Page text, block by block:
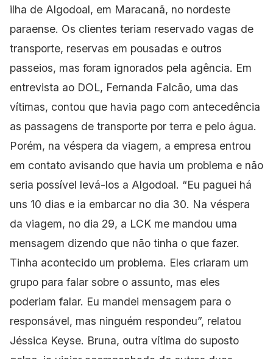
ilha de Algodoal, em Maracanã, no nordeste
paraense. Os clientes teriam reservado vagas de
transporte, reservas em pousadas e outros
passeios, mas foram ignorados pela agência. Em
entrevista ao DOL, Fernanda Falcão, uma das
vítimas, contou que havia pago com antecedência
as passagens de transporte por terra e pelo água.
Porém, na véspera da viagem, a empresa entrou
em contato avisando que havia um problema e não
seria possível levá-los a Algodoal. “Eu paguei há
uns 10 dias e ia embarcar no dia 30. Na véspera
da viagem, no dia 29, a LCK me mandou uma
mensagem dizendo que não tinha o que fazer.
Tinha acontecido um problema. Eles criaram um
grupo para falar sobre o assunto, mas eles
poderiam falar. Eu mandei mensagem para o
responsável, mas ninguém respondeu”, relatou
Jéssica Keyse. Bruna, outra vítima do suposto